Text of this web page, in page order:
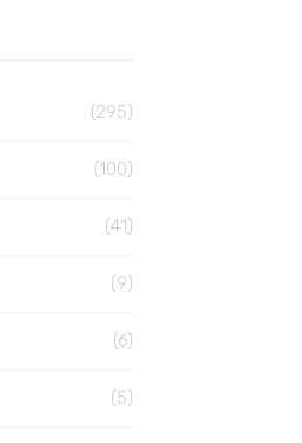
(295)
(100)
(41)
(9)
(6)
(5)